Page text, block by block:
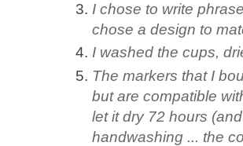
I chose to write
chose a design to
I washed the cups,
The markers that I
but are compatible
let it dry 72 hours
handwashing ... the